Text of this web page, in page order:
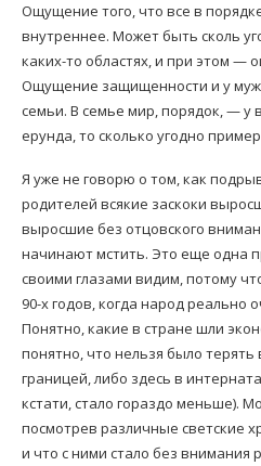
Ощущение того, что все в
внутреннее. Может быть сколь
каких-то областях, и при этом —
Ощущение защищенности и у
семьи. В семье мир, порядок, — у
ерунда, то сколько угодно
Я уже не говорю о том, как
родителей всякие заскоки
выросшие без отцовского
начинают мстить. Это еще одна
своими глазами видим, потому
90-х годов, когда народ реально
Понятно, какие в стране шли
понятно, что нельзя было терять
границей, либо здесь в
кстати, стало гораздо меньше).
посмотрев различные светские
и что с ними стало без внимания